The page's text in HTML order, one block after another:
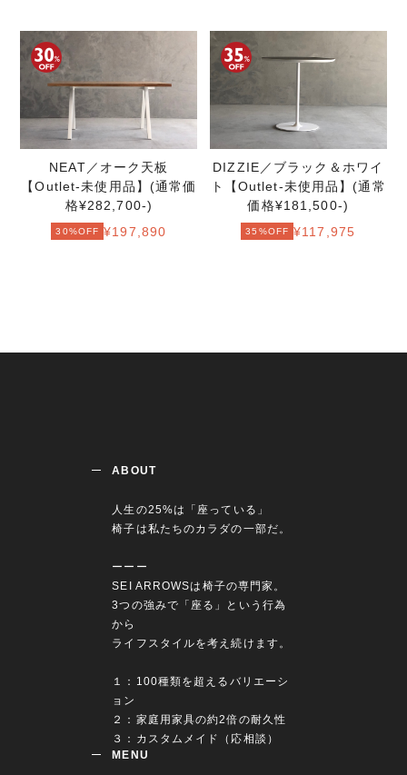
NEAT／オーク天板
【Outlet-未使用品】(通常価
格¥282,700-)
30%OFF ¥197,890
DIZZIE／ブラック＆ホワイ
ト【Outlet-未使用品】(通常
価格¥181,500-)
35%OFF ¥117,975
ABOUT
人生の25%は「座っている」
椅子は私たちのカラダの一部だ。
ーーー
SEI ARROWSは椅子の専門家。
3つの強みで「座る」という行為
から
ライフスタイルを考え続けます。
１：100種類を超えるバリエーシ
ョン
２：家庭用家具の約2倍の耐久性
MENU